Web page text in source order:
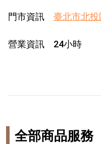
門市資訊 臺北市北
營業資訊 24小時
全部商品服務